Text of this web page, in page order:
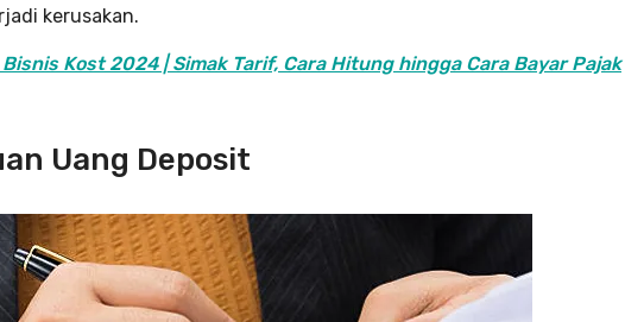
kerusakan.
Kost 2024 | Simak Tarif, Cara Hitung hingga Cara Bayar Pajak
Uang Deposit